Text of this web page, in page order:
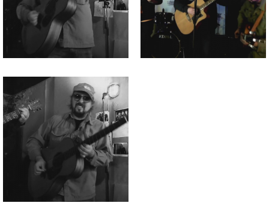
Файл
изображения